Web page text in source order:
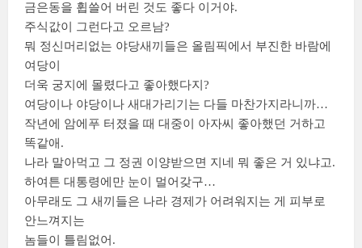
금은동을 휩쓸어 버린 것도 좋다 이거야.
주식값이 그런다고 오르남?
뭐 정신머리없는 야당새끼들은 올림픽에서 부진한 바람에
여당이
더욱 궁지에 몰렸다고 좋아했다지?
여당이나 야당이나 새대가리기는 다들 마찬가지라니까…
작년에 암에푸 터졌을 때 대중이 아자씨 좋아했던 거하고
똑같애.
나라 말아먹고 그 정권 이양받으면 지네 뭐 좋은 거 있냐고.
하여튼 대통령에만 눈이 멀어갖구…
아무래도 그 새끼들은 나라 경제가 어려워지는 게 피부로
안느껴지는
놈들이 틀림없어.